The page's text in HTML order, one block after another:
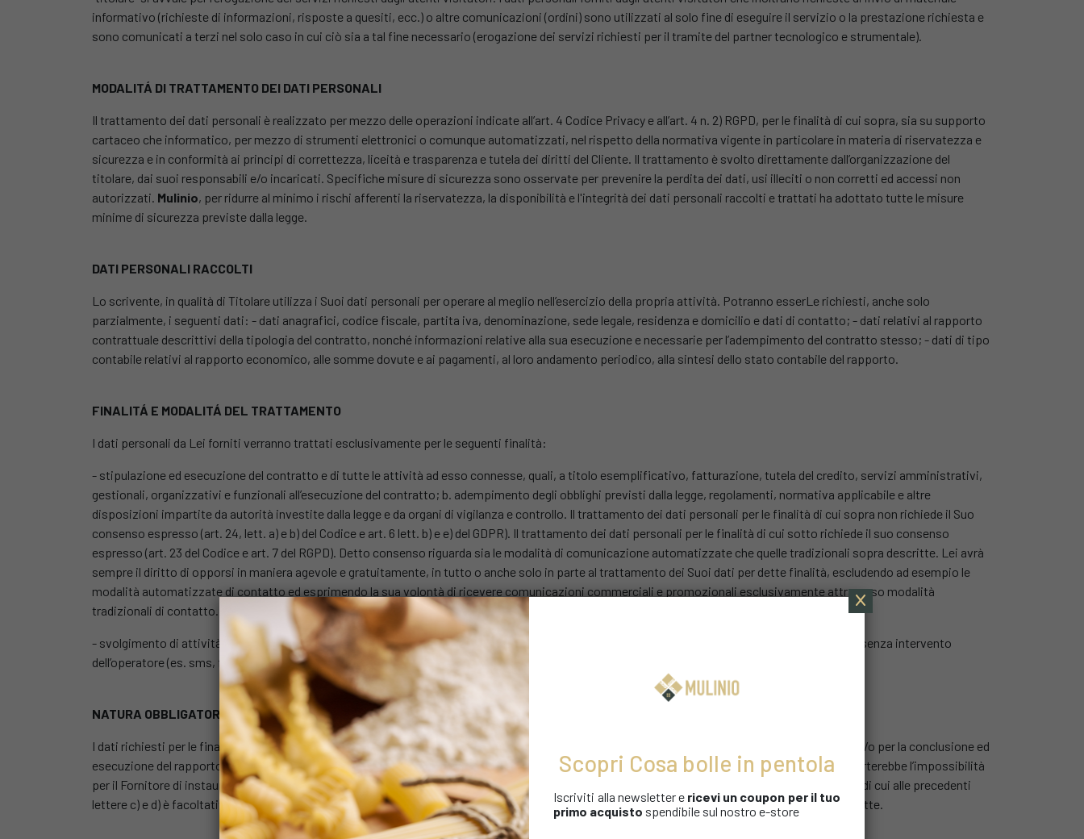
informativo (richieste di informazioni, risposte a quesiti, ecc.) o altre comunicazioni (ordini) sono utilizzati al solo fine di eseguire il servizio o la prestazione richiesta e
sono comunicati a terzi nel solo caso in cui ciò sia a tal fine necessario (erogazione dei servizi richiesti per il tramite del partner tecnologico e strumentale).
MODALITÁ DI TRATTAMENTO DEI DATI PERSONALI
Il trattamento dei dati personali è realizzato per mezzo delle operazioni indicate all’art. 4 Codice Privacy e all’art. 4 n. 2) RGPD, per le finalità di cui sopra, sia su supporto
cartaceo che informatico, per mezzo di strumenti elettronici o comunque automatizzati, nel rispetto della normativa vigente in particolare in materia di riservatezza e
sicurezza e in conformità ai principi di correttezza, liceità e trasparenza e tutela dei diritti del Cliente. Il trattamento è svolto direttamente dall’organizzazione del
titolare, dai suoi responsabili e/o incaricati. Specifiche misure di sicurezza sono osservate per prevenire la perdita dei dati, usi illeciti o non corretti ed accessi non
autorizzati. Mulinio, per ridurre al minimo i rischi afferenti la riservatezza, la disponibilità e l'integrità dei dati personali raccolti e trattati ha adottato tutte le misure
minime di sicurezza previste dalla legge.
DATI PERSONALI RACCOLTI
Lo scrivente, in qualità di Titolare utilizza i Suoi dati personali per operare al meglio nell’esercizio della propria attività. Potranno esserLe richiesti, anche solo
parzialmente, i seguenti dati: - dati anagrafici, codice fiscale, partita iva, denominazione, sede legale, residenza e domicilio e dati di contatto; - dati relativi al rapporto
contrattuale descrittivi della tipologia del contratto, nonché informazioni relative alla sua esecuzione e necessarie per l’adempimento del contratto stesso; - dati di tipo
contabile relativi al rapporto economico, alle somme dovute e ai pagamenti, al loro andamento periodico, alla sintesi dello stato contabile del rapporto.
FINALITÁ E MODALITÁ DEL TRATTAMENTO
I dati personali da Lei forniti verranno trattati esclusivamente per le seguenti finalità:
- stipulazione ed esecuzione del contratto e di tutte le attività ad esso connesse, quali, a titolo esemplificativo, fatturazione, tutela del credito, servizi amministrativi,
gestionali, organizzativi e funzionali all’esecuzione del contratto; b. adempimento degli obblighi previsti dalla legge, regolamenti, normativa applicabile e altre
disposizioni impartite da autorità investite dalla legge e da organi di vigilanza e controllo. Il trattamento dei dati personali per le finalità di cui sopra non richiede il Suo
consenso espresso (art. 24, lett. a) e b) del Codice e art. 6 lett. b) e e) del GDPR). Il trattamento dei dati personali per le finalità di cui sotto richiede il suo consenso
espresso (art. 23 del Codice e art. 7 del RGPD). Detto consenso riguarda sia le modalità di comunicazione automatizzate che quelle tradizionali sopra descritte. Lei avrà
sempre il diritto di opporsi in maniera agevole e gratuitamente, in tutto o anche solo in parte al trattamento dei Suoi dati per dette finalità, escludendo ad esempio le
modalità automatizzate di contatto ed esprimendo la sua volontà di ricevere comunicazioni commerciali e promozionali esclusivamente attraverso modalità
tradizionali di contatto. Le finalità per le quali è richiesto un consenso esplicito sono:
- svolgimento di attività di marketing e promozionali di prodotti e servizi del Titolare, comunicazioni commerciali, sia con mezzi automatizzati senza intervento
dell’operatore (es. sms, fax, mms, posta elettronica ecc.) che tradizionali (tramite telefono, posta); d. elaborazione di studi e ricerche di mercato.
NATURA OBBLIGATORIA O FACOLTATIVA DEL CONFERIMENTO DEI DATI E CONSEGUENZE DI UN EVENTUALE RIFIUTO
I dati richiesti per le finalità di cui alle precedenti lettere a) e b) devono essere obbligatoriamente forniti per l’adempimento degli obblighi di legge e/o per la conclusione ed
esecuzione del rapporto contrattuale e la fornitura dei servizi richiesti. Pertanto il Suo eventuale rifiuto, anche parziale, di fornire tali dati comporterebbe l’impossibilità
per il Fornitore di instaurare e gestire il rapporto stesso e di fornire il servizio richiesto. Il conferimento dei dati personali necessari per le finalità di cui alle precedenti
lettere c) e d) è facoltativo, pertanto il Suo eventuale rifiuto di fornire tali dati comporterebbe l’impossibilità di porre in essere le attività ivi descritte.
Scopri Cosa bolle in pentola
Iscriviti alla newsletter e ricevi un coupon per il tuo
primo acquisto spendibile sul nostro e-store